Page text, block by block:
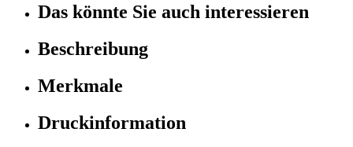
Das könnte Sie auch interessieren
Beschreibung
Merkmale
Druckinformation